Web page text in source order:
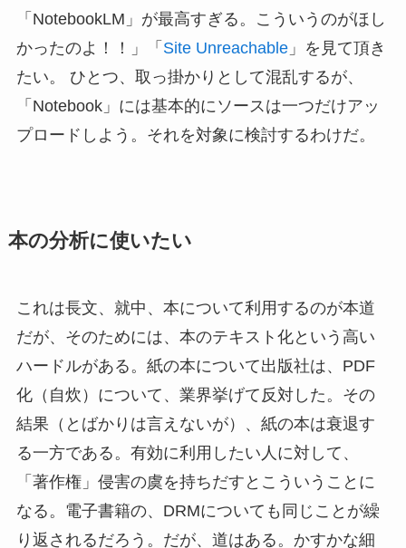
「NotebookLM」が最高すぎる。こういうのがほし
かったのよ！！」「 Site Unreachable」を見て頂き
たい。 ひとつ、取っ掛かりとして混乱するが、
「Notebook」には基本的にソースは一つだけアッ
プロードしよう。それを対象に検討するわけだ。
本の分析に使いたい
これは長文、就中、本について利用するのが本道
だが、そのためには、本のテキスト化という高い
ハードルがある。紙の本について出版社は、PDF
化（自炊）について、業界挙げて反対した。その
結果（とばかりは言えないが）、紙の本は衰退す
る一方である。有効に利用したい人に対して、
「著作権」侵害の虞を持ちだすとこういうことに
なる。電子書籍の、DRMについても同じことが繰
り返されるだろう。だが、道はある。かすかな細